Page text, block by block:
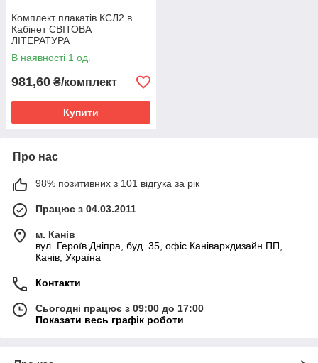
Комплект плакатів КСЛ2 в
Кабінет СВІТОВА
ЛІТЕРАТУРА
В наявності 1 од.
981,60 ₴/комплект
Купити
Про нас
98% позитивних з 101 відгука за рік
Працює з 04.03.2011
м. Канів
вул. Героїв Дніпра, буд. 35, офіс Канівархдизайн ПП,
Канів, Україна
Контакти
Сьогодні працює з 09:00 до 17:00
Показати весь графік роботи